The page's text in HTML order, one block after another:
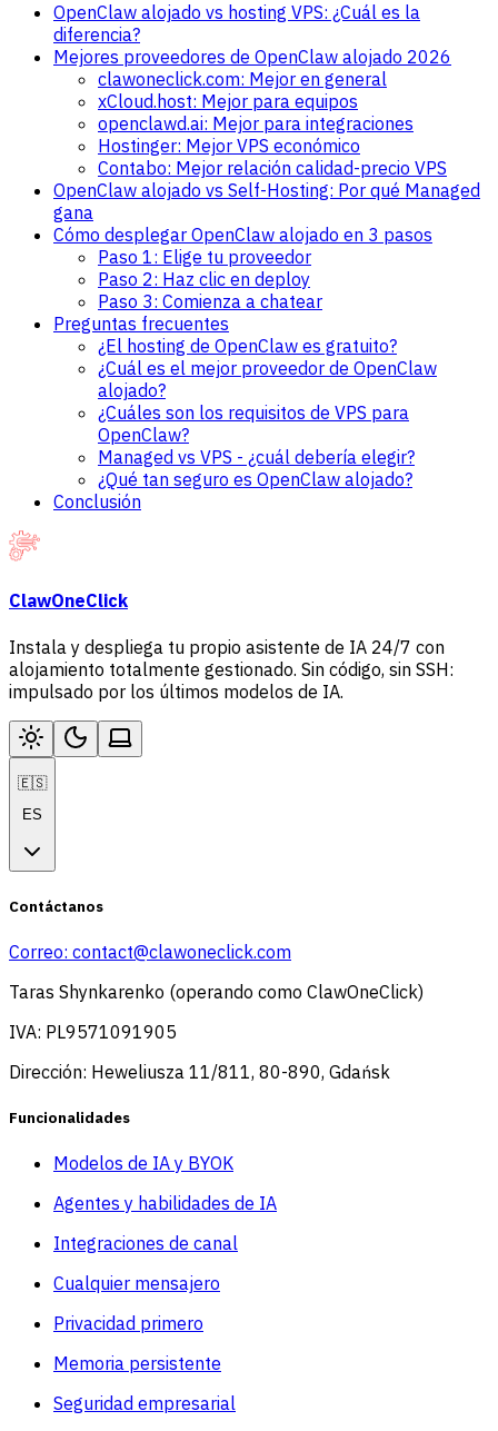
OpenClaw alojado vs hosting VPS: ¿Cuál es la
diferencia?
Mejores proveedores de OpenClaw alojado 2026
clawoneclick.com: Mejor en general
xCloud.host: Mejor para equipos
openclawd.ai: Mejor para integraciones
Hostinger: Mejor VPS económico
Contabo: Mejor relación calidad-precio VPS
OpenClaw alojado vs Self-Hosting: Por qué Managed
gana
Cómo desplegar OpenClaw alojado en 3 pasos
Paso 1: Elige tu proveedor
Paso 2: Haz clic en deploy
Paso 3: Comienza a chatear
Preguntas frecuentes
¿El hosting de OpenClaw es gratuito?
¿Cuál es el mejor proveedor de OpenClaw
alojado?
¿Cuáles son los requisitos de VPS para
OpenClaw?
Managed vs VPS - ¿cuál debería elegir?
¿Qué tan seguro es OpenClaw alojado?
Conclusión
ClawOneClick
Instala y despliega tu propio asistente de IA 24/7 con
alojamiento totalmente gestionado. Sin código, sin SSH:
impulsado por los últimos modelos de IA.
🇪🇸
ES
Contáctanos
Correo: contact@clawoneclick.com
Taras Shynkarenko (operando como ClawOneClick)
IVA: PL9571091905
Dirección: Heweliusza 11/811, 80-890, Gdańsk
Funcionalidades
Modelos de IA y BYOK
Agentes y habilidades de IA
Integraciones de canal
Cualquier mensajero
Privacidad primero
Memoria persistente
Seguridad empresarial